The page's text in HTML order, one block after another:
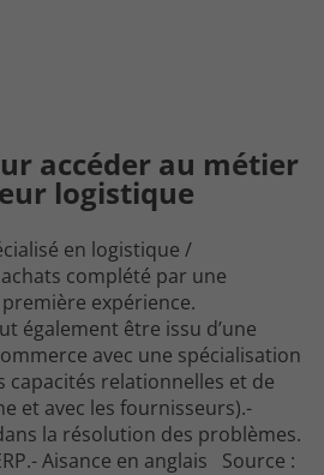
accéder au métier
logistique
en logistique /
complété par une
expérience.
également être issu d’une
avec une spécialisation
capacités relationnelles et de
et avec les fournisseurs).-
la résolution des problèmes.
Aisance en anglais Source :